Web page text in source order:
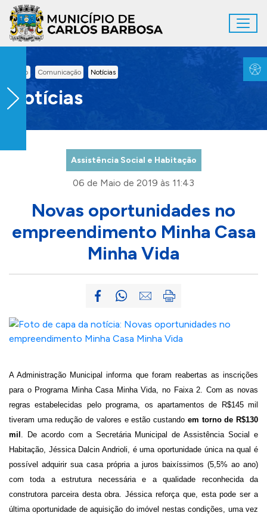
Ir para conteúdo principal
Inicio Comunicação Notícias
Notícias
Assistência Social e Habitação
06 de Maio de 2019 às 11:43
Novas oportunidades no
empreendimento Minha Casa
Minha Vida
A Administração Municipal informa que foram reabertas as inscrições
para o Programa Minha Casa Minha Vida, no Faixa 2. Com as novas
regras estabelecidas pelo programa, os apartamentos de R$145 mil
tiveram uma redução de valores e estão custando em torno de R$130
mil . De acordo com a Secretária Municipal de Assistência Social e
Habitação, Jéssica Dalcin Andrioli, é uma oportunidade única na qual é
possível adquirir sua casa própria a juros baixíssimos (5,5% ao ano)
com toda a estrutura necessária e a qualidade reconhecida da
construtora parceira desta obra.Jéssica reforça que, esta pode ser a
última oportunidade de aquisição do imóvel nestas condições, uma vez